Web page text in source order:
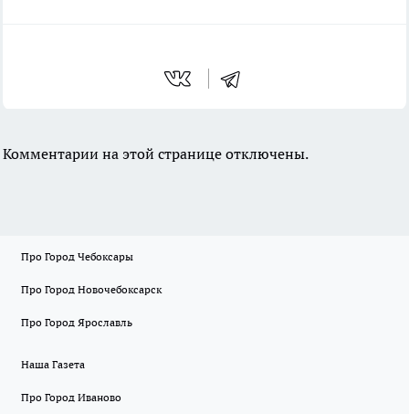
Комментарии на этой странице отключены.
Про Город Чебоксары
Про Город Новочебоксарск
Про Город Ярославль
Наша Газета
Про Город Иваново